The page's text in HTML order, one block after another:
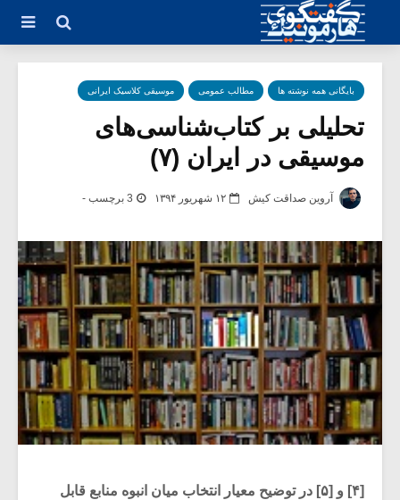
بایگانی همه نوشته ها مطالب عمومی موسیقی کلاسیک ایرانی
تحلیلی بر کتاب‌شناسی‌های
موسیقی در ایران (۷)
آروین صداقت کیش ۱۲ شهریور ۱۳۹۴ 3 برچسب -
[۴] و [۵] در توضیح معیار انتخاب میان انبوه منابع قابل